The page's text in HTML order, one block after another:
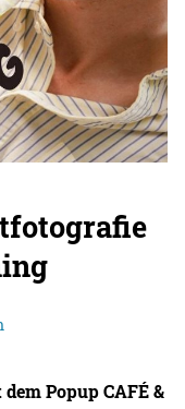
Popup CAFÉ &